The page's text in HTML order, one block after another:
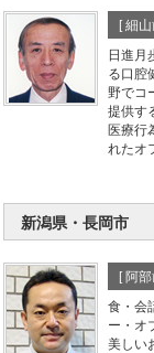
[ 細
日進月
る口腔
野でコ
提供す
医療行
れたオ
新潟県・長岡市
[ 阿
食・会
ー・オ
美しい